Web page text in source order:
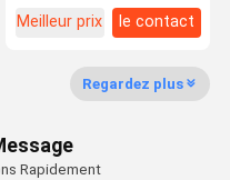
Nouvelles
Meilleur prix
le contact
Regardez plus
Rapidement